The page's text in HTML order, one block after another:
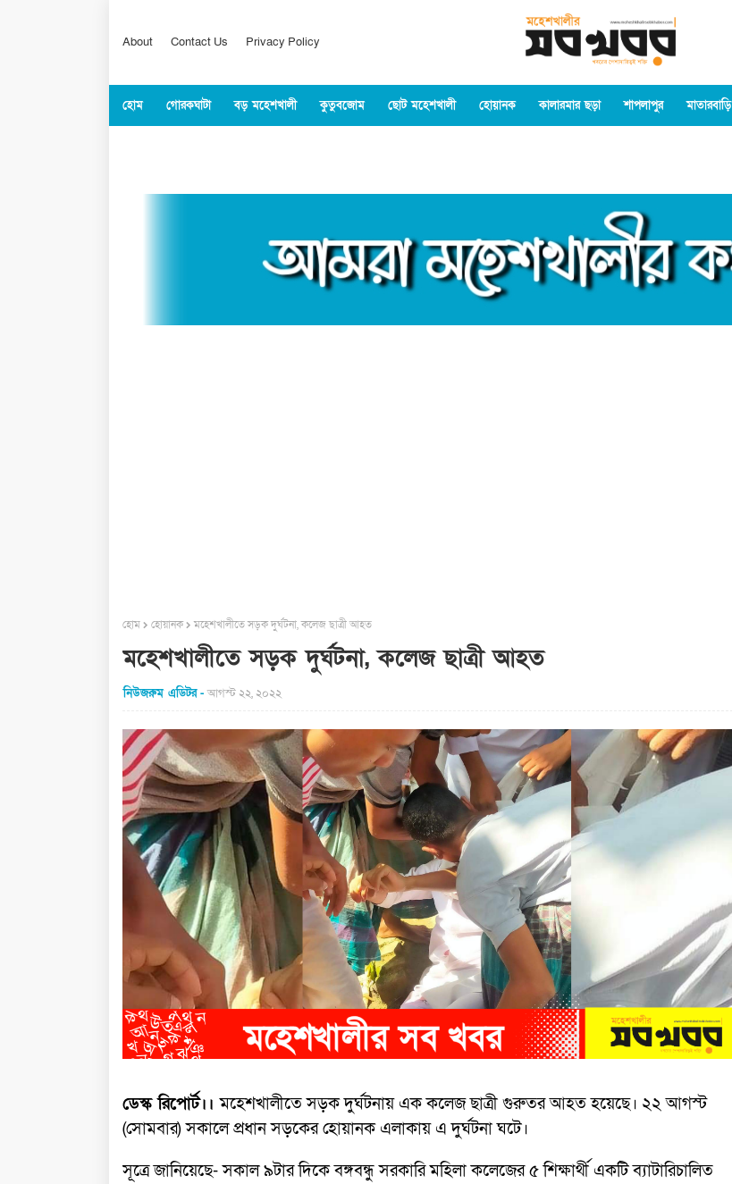
About Contact Us Privacy Policy
হোম গোরকঘাটা বড় মহেশখালী কুতুবজোম ছোট মহেশখালী হোয়ানক কালারমার ছড়া শাপলাপুর মাতারবাড়ি
হোম হোয়ানক মহেশখালীতে সড়ক দুর্ঘটনা, কলেজ ছাত্রী আহত
মহেশখালীতে সড়ক দুর্ঘটনা, কলেজ ছাত্রী আহত
নিউজরুম এডিটর আগস্ট ২২, ২০২২
ডেস্ক রিপোর্ট।।মহেশখালীতে সড়ক দুর্ঘটনায় এক কলেজ ছাত্রী গুরুতর আহত হয়েছে। ২২ আগস্ট
(সোমবার) সকালে প্রধান সড়কের হোয়ানক এলাকায় এ দুর্ঘটনা ঘটে।
সূত্রে জানিয়েছে- সকাল ৯টার দিকে বঙ্গবন্ধু সরকারি মহিলা কলেজের ৫ শিক্ষার্থী একটি ব্যাটারিচালিত